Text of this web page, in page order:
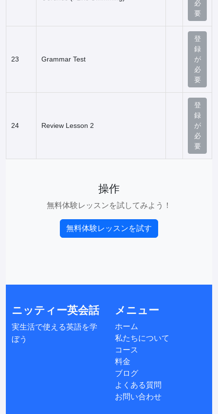
必
要
23 Grammar Test
登
録
が
必
要
24 Review Lesson 2
登
録
が
必
要
操作
無料体験レッスンを試してみよう！
無料体験レッスンを試す
ニッティー英会話
実生活で使える英語を学
ぼう
メニュー
ホーム
私たちについて
コース
料金
ブログ
よくある質問
お問い合わせ